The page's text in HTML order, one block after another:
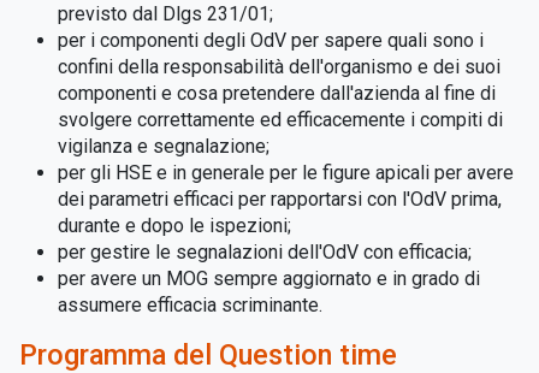
previsto dal Dlgs 231/01;
per i componenti degli OdV per sapere quali sono i
confini della responsabilità dell'organismo e dei suoi
componenti e cosa pretendere dall'azienda al fine di
svolgere correttamente ed efficacemente i compiti di
vigilanza e segnalazione;
per gli HSE e in generale per le figure apicali per avere
dei parametri efficaci per rapportarsi con l'OdV prima,
durante e dopo le ispezioni;
per gestire le segnalazioni dell'OdV con efficacia;
per avere un MOG sempre aggiornato e in grado di
assumere efficacia scriminante.
Programma del Question time